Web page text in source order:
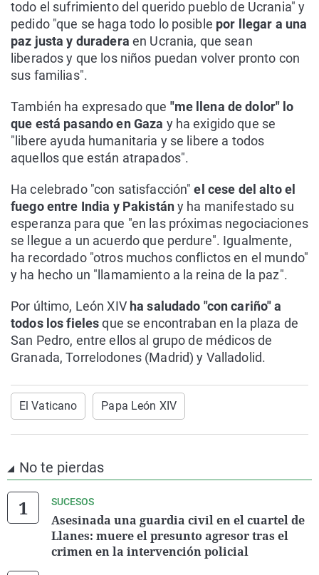
todo el sufrimiento del querido pueblo de Ucrania" y
pedido "que se haga todo lo posible por llegar a una
paz justa y duradera en Ucrania, que sean
liberados y que los niños puedan volver pronto con
sus familias".
También ha expresado que "me llena de dolor" lo
que está pasando en Gaza y ha exigido que se
"libere ayuda humanitaria y se libere a todos
aquellos que están atrapados".
Ha celebrado "con satisfacción"el cese del alto el
fuego entre India y Pakistány ha manifestado su
esperanza para que "en las próximas negociaciones
se llegue a un acuerdo que perdure". Igualmente,
ha recordado "otros muchos conflictos en el mundo"
y ha hecho un "llamamiento a la reina de la paz".
Por último, León XIV ha saludado "con cariño" a
todos los fielesque se encontraban en la plaza de
San Pedro, entre ellos al grupo de médicos de
Granada, Torrelodones (Madrid) y Valladolid.
El Vaticano Papa León XIV
No te pierdas
SUCESOS
Asesinada una guardia civil en el cuartel de
Llanes: muere el presunto agresor tras el
crimen en la intervención policial